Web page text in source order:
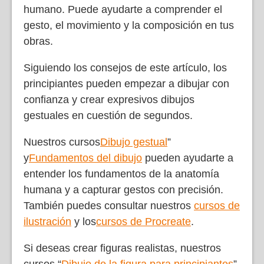
humano. Puede ayudarte a comprender el
gesto, el movimiento y la composición en tus
obras.
Siguiendo los consejos de este artículo, los
principiantes pueden empezar a dibujar con
confianza y crear expresivos dibujos
gestuales en cuestión de segundos.
Nuestros cursosDibujo gestual”
yFundamentos del dibujo pueden ayudarte a
entender los fundamentos de la anatomía
humana y a capturar gestos con precisión.
También puedes consultar nuestros cursos de
ilustración y loscursos de Procreate.
Si deseas crear figuras realistas, nuestros